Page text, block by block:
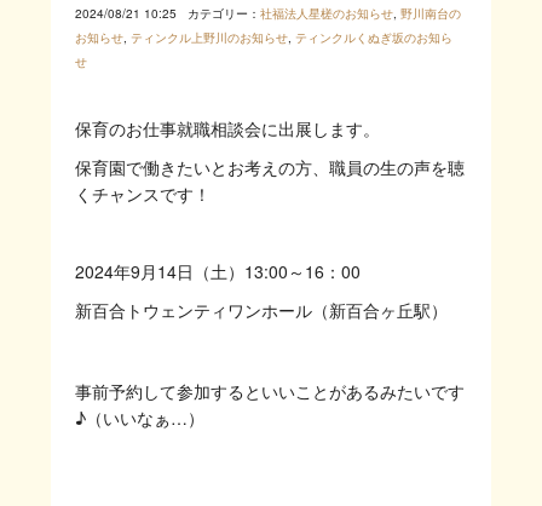
2024/08/21 10:25 カテゴリー： 社福法人星槎のお知らせ, 野川南台の
お知らせ, ティンクル上野川のお知らせ, ティンクルくぬぎ坂のお知ら
せ
保育のお仕事就職相談会に出展します。
保育園で働きたいとお考えの方、職員の生の声を聴
くチャンスです！
2024年9月14日（土）13:00～16：00
新百合トウェンティワンホール（新百合ヶ丘駅）
事前予約して参加するといいことがあるみたいです
♪（いいなぁ…）